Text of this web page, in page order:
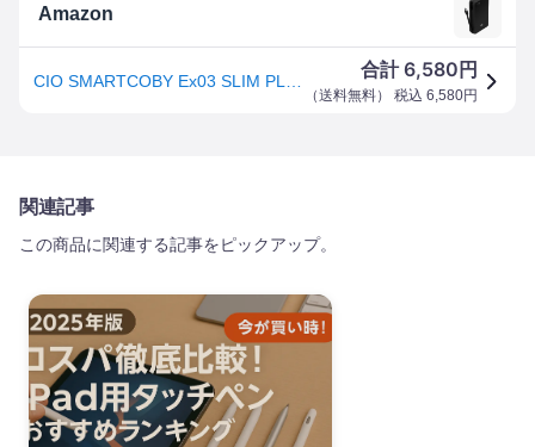
Amazon
合計6,580 円
（送料無料） 税込 6,580円
関連記事
この商品に関連する記事をピックアップ。